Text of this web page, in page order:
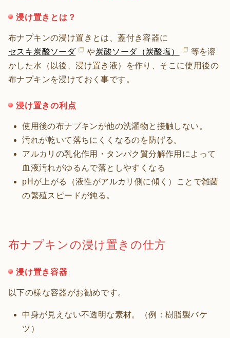
浸け置きとは？
布ナプキンの浸け置きとは、蓋付き容器に
セスキ炭酸ソーダ
や炭酸ソーダ（炭酸塩）
等を溶
かした水（以後、浸け置き液）を作り、そこに使用後の
布ナプキンを浸けておく事です。
浸け置きの利点
使用後の布ナプキンが他の洗濯物と接触しない。
汚れが乾いて落ちにくくなるのを防げる。
アルカリの乳化作用・タンパク質分解作用によって
血液汚れがゆるんで落としやすくなる
pHが上がる（液性がアルカリ側に傾く）ことで雑菌
の繁殖スピードが鈍る。
布ナプキンの浸け置きの仕方
浸け置き容器
以下の様な容器がお勧めです。
中身が見えない不透明な素材。（例：樹脂製バケ
ツ）